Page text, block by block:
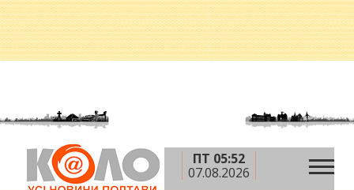
ПТ 05:52
07.08.2026
Головна » Фото » У Полтаві на День рятівника
демонстрували техніку та розважали дітей (Фото)